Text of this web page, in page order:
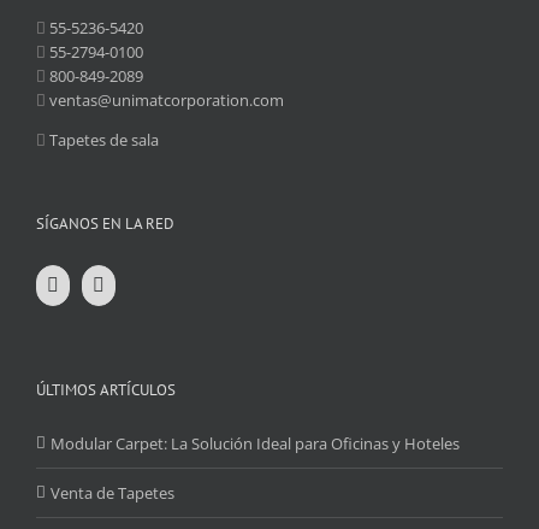
55-5236-5420
55-2794-0100
800-849-2089
ventas@unimatcorporation.com
Tapetes de sala
SÍGANOS EN LA RED
ÚLTIMOS ARTÍCULOS
Modular Carpet: La Solución Ideal para Oficinas y Hoteles
Venta de Tapetes